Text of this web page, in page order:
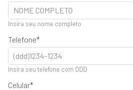
Insira seu nome completo
Telefone
Insira seu telefone com DDD
Celular